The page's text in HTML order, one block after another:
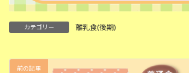
カテゴリー 離乳食(後期)
前の記事